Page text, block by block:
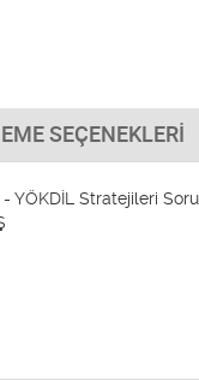
SEÇENEKLERİ
- YÖKDİL Stratejileri